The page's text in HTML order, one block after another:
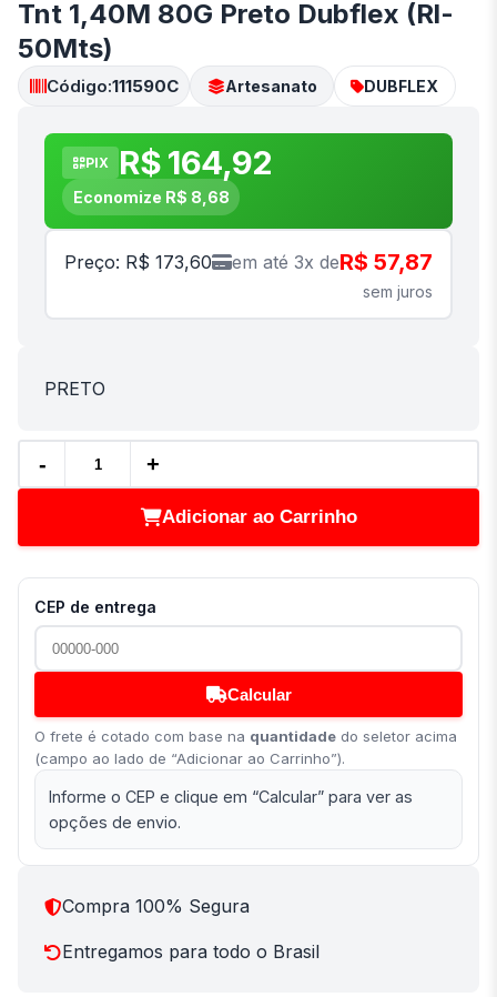
Tnt 1,40M 80G Preto Dubflex (Rl-
50Mts)
Código:111590C Artesanato DUBFLEX
PIX R$ 164,92
Economize R$ 8,68
Preço: R$ 173,60 em até 3x deR$ 57,87
sem juros
PRETO
- +
Adicionar ao Carrinho
CEP de entrega
Calcular
O frete é cotado com base na quantidade do seletor acima
(campo ao lado de “Adicionar ao Carrinho”).
Informe o CEP e clique em “Calcular” para ver as
opções de envio.
Compra 100% Segura
Entregamos para todo o Brasil